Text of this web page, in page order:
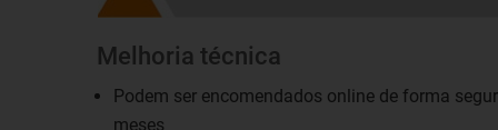
Melhoria técnica
Podem ser encomendados online de forma
meses